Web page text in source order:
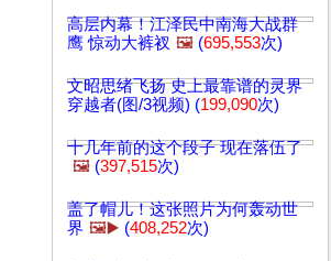
高层内幕！江泽民中南海大战群
鹰 惊动大裤衩 🖼️ (695,553次)
文昭思绪飞扬 史上最靠谱的灵界
穿越者(图/3视频) (199,090次)
十几年前的这个段子 现在落伍了
🖼️ (397,515次)
盖了帽儿！这张照片为何轰动世
界 🖼️▶️ (408,252次)